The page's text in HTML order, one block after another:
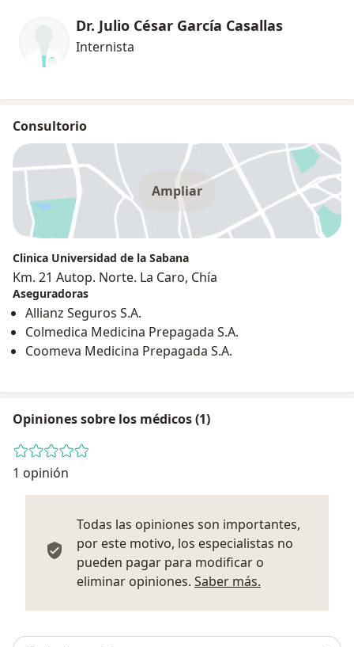
Dr. Julio César García Casallas
Internista
Consultorio
Ampliar
Clinica Universidad de la Sabana
Km. 21 Autop. Norte. La Caro, Chía
Aseguradoras
Allianz Seguros S.A.
Colmedica Medicina Prepagada S.A.
Coomeva Medicina Prepagada S.A.
Opiniones sobre los médicos (1)
1 opinión
Todas las opiniones son importantes,
por este motivo, los especialistas no
pueden pagar para modificar o
eliminar opiniones. Saber más.